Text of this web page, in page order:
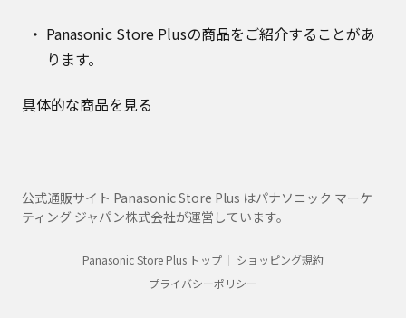
Panasonic Store Plusの商品をご紹介することがあ
ります。
具体的な商品を見る
公式通販サイト Panasonic Store Plus はパナソニック マーケ
ティング ジャパン株式会社が運営しています。
Panasonic Store Plus トップ
ショッピング規約
プライバシーポリシー